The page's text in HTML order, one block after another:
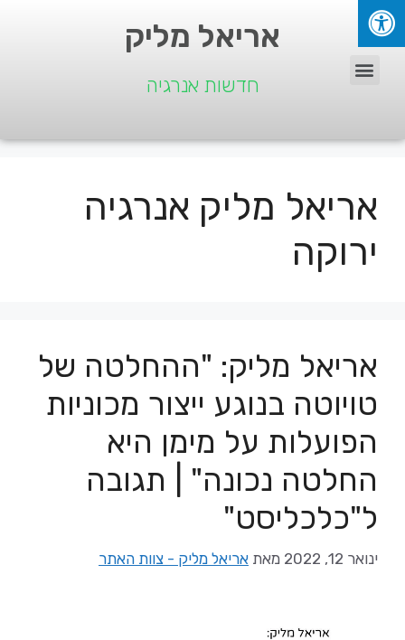
אריאל מליק
חדשות אנרגיה
אריאל מליק אנרגיה
ירוקה
אריאל מליק: "ההחלטה של
טויוטה בנוגע ייצור מכוניות
הפועלות על מימן היא
החלטה נכונה" | תגובה
ל"כלכליסט"
ינואר 12, 2022 מאת אריאל מליק - צוות האתר